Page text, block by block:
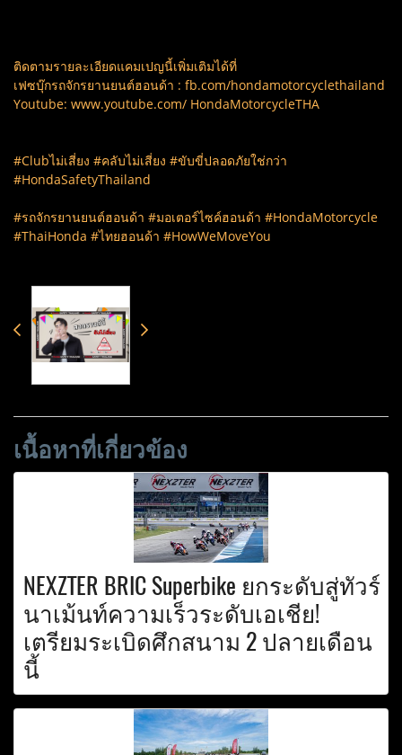
ติดตามรายละเอียดแคมเปญนี้เพิ่มเติมได้ที่
เฟซบุ๊กรถจักรยานยนต์ฮอนด้า : fb.com/hondamotorcyclethailand
Youtube: www.youtube.com/ HondaMotorcycleTHA
#Clubไม่เสี่ยง #คลับไม่เสี่ยง #ขับขี่ปลอดภัยใช่กว่า
#HondaSafetyThailand
#รถจักรยานยนต์ฮอนด้า #มอเตอร์ไซค์ฮอนด้า #HondaMotorcycle
#ThaiHonda #ไทยฮอนด้า #HowWeMoveYou
เนื้อหาที่เกี่ยวข้อง
NEXZTER BRIC Superbike ยกระดับสู่ทัวร์
นาเม้นท์ความเร็วระดับเอเชีย!
เตรียมระเบิดศึกสนาม 2 ปลายเดือน
นี้